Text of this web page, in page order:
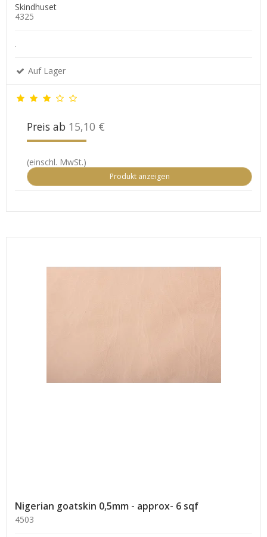
Skindhuset
4325
.
Auf Lager
Preis ab 15,10 €
(einschl. MwSt.)
Produkt anzeigen
Nigerian goatskin 0,5mm - approx- 6 sqf
4503